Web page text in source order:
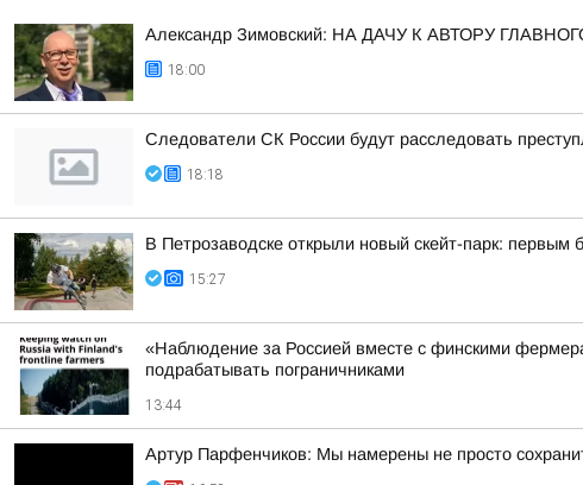
Александр Зимовский: НА ДАЧУ К АВТОРУ
18:00
Следователи СК России будут расследовать
18:18
В Петрозаводске открыли новый скейт-парк:
15:27
«Наблюдение за Россией вместе с финскими
подрабатывать пограничниками
13:44
Артур Парфенчиков: Мы намерены не просто